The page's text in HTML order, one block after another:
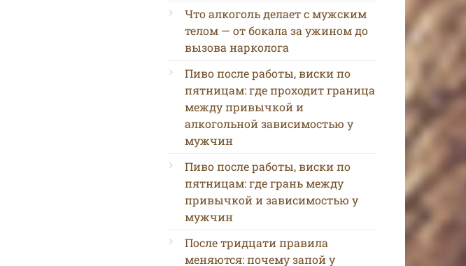
Что алкоголь делает с мужским
телом — от бокала за ужином до
вызова нарколога
Пиво после работы, виски по
пятницам: где проходит граница
между привычкой и
алкогольной зависимостью у
мужчин
Пиво после работы, виски по
пятницам: где грань между
привычкой и зависимостью у
мужчин
После тридцати правила
меняются: почему запой у